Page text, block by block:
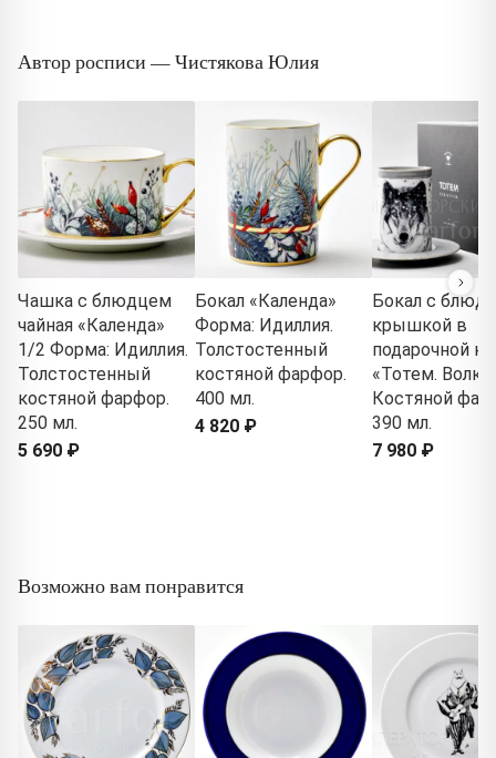
Автор росписи — Чистякова Юлия
Чашка с блюдцем
чайная «Календа»
1/2 Форма: Идиллия.
Толстостенный
костяной фарфор.
250 мл.
5 690 ₽
Бокал «Календа»
Форма: Идиллия.
Толстостенный
костяной фарфор.
400 мл.
4 820 ₽
Бокал с
крышкой в
подарочной
«Тотем. Волк»
Костяной
390 мл.
7 980 ₽
Возможно вам понравится